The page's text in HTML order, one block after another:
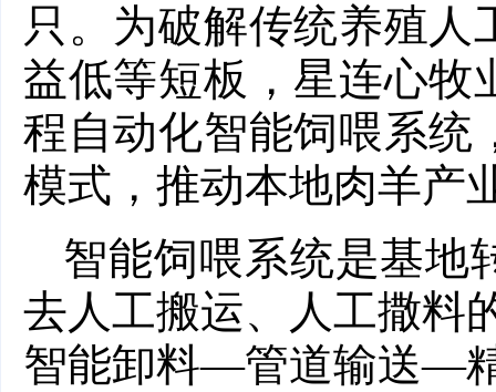
只。为破解传统养殖
益低等短板，星连心牧
程自动化智能饲喂系统
模式，推动本地肉羊产
智能饲喂系统是基地
去人工搬运、人工撒料
智能卸料—管道输送—